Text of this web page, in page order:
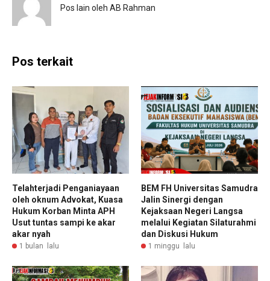
Pos lain oleh AB Rahman
Pos terkait
Telahterjadi Penganiayaan
oleh oknum Advokat, Kuasa
Hukum Korban Minta APH
Usut tuntas sampi ke akar
akar nyah
1 bulan lalu
BEM FH Universitas Samudra
Jalin Sinergi dengan
Kejaksaan Negeri Langsa
melalui Kegiatan Silaturahmi
dan Diskusi Hukum
1 minggu lalu